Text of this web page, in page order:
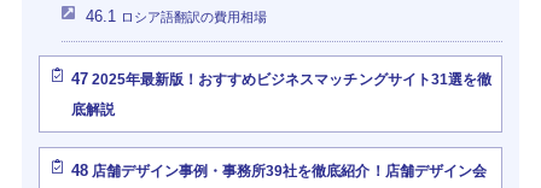
46.1 ロシア語翻訳の費用相場
472025年最新版！おすすめビジネスマッチングサイト31選を徹
底解説
48店舗デザイン事例・事務所39社を徹底紹介！店舗デザイン会